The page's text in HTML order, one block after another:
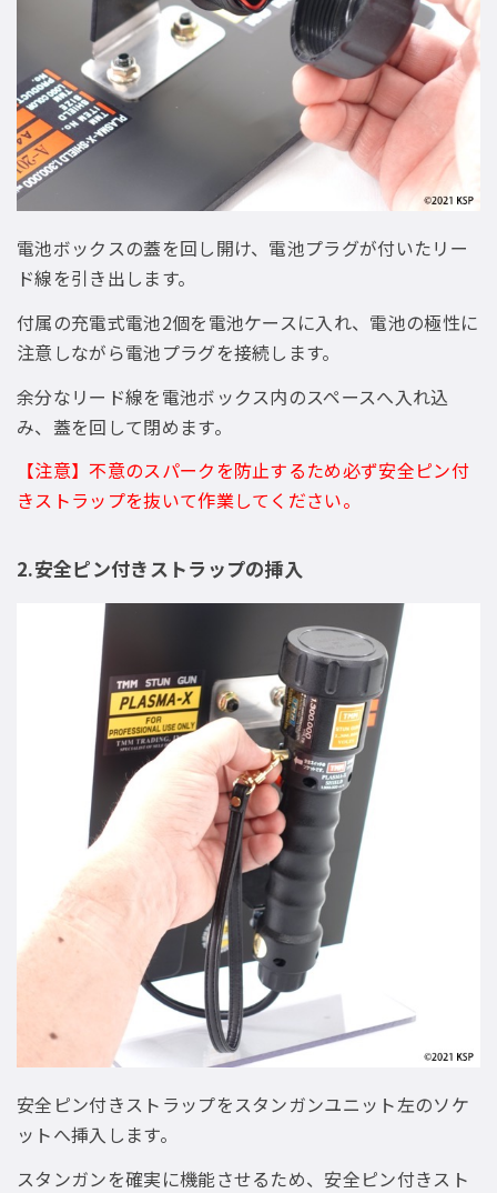
電池ボックスの蓋を回し開け、電池プラグが付いたリー
ド線を引き出します。
付属の充電式電池2個を電池ケースに入れ、電池の極性に
注意しながら電池プラグを接続します。
余分なリード線を電池ボックス内のスペースへ入れ込
み、蓋を回して閉めます。
【注意】不意のスパークを防止するため必ず安全ピン付
きストラップを抜いて作業してください。
2.安全ピン付きストラップの挿入
安全ピン付きストラップをスタンガンユニット左のソケ
ットへ挿入します。
スタンガンを確実に機能させるため、安全ピン付きスト